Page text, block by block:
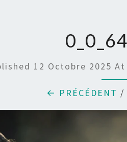
12 Octobre 2025 At
← PRÉCÉDENT /